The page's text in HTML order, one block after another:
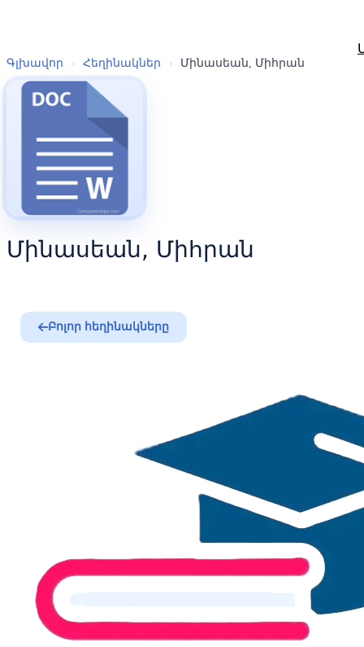
Գլխավոր › Հեղինակներ › Մինասեան, Միհրան
Մինասեան, Միհրան
Բոլոր հեղինակները